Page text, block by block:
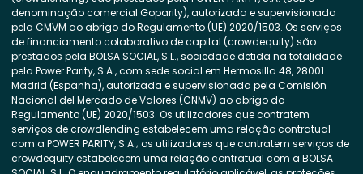
denominação comercial Goparity), autorizada e supervisionada
pela CMVM ao abrigo do Regulamento (UE) 2020/1503. Os serviços
de financiamento colaborativo de capital (crowdequity) são
prestados pela BOLSA SOCIAL, S.L., sociedade detida na totalidade
pela Power Parity, S.A., com sede social em Hermosilla 48, 28001
Madrid (Espanha), autorizada e supervisionada pela Comisión
Nacional del Mercado de Valores (CNMV) ao abrigo do
Regulamento (UE) 2020/1503. Os utilizadores que contratem
serviços de crowdlending estabelecem uma relação contratual
com a POWER PARITY, S.A.; os utilizadores que contratem serviços de
crowdequity estabelecem uma relação contratual com a BOLSA